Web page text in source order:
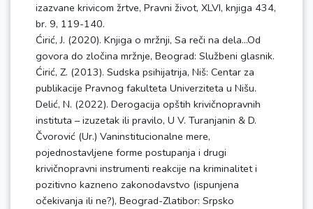
izazvane krivicom žrtve, Pravni život, XLVI, knjiga 434,
br. 9, 119-140.
Ćirić, J. (2020). Knjiga o mržnji, Sa reči na dela…Od
govora do zločina mržnje, Beograd: Službeni glasnik.
Ćirić, Z. (2013). Sudska psihijatrija, Niš: Centar za
publikacije Pravnog fakulteta Univerziteta u Nišu.
Delić, N. (2022). Derogacija opštih krivičnopravnih
instituta – izuzetak ili pravilo, U V. Turanjanin & D.
Čvorović (Ur.) Vaninstitucionalne mere,
pojednostavljene forme postupanja i drugi
krivičnopravni instrumenti reakcije na kriminalitet i
pozitivno kazneno zakonodavstvo (ispunjena
očekivanja ili ne?), Beograd-Zlatibor: Srpsko